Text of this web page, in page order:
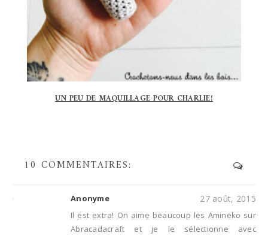
UN PEU DE MAQUILLAGE POUR CHARLIE!
10 COMMENTAIRES:
Anonyme 27 août, 2015
Il est extra! On aime beaucoup les Amineko sur
Abracadacraft et je le sélectionne avec